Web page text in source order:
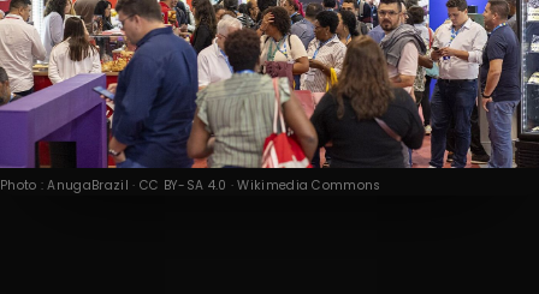
Photo : AnugaBrazil · CC BY-SA 4.0 · Wikimedia Commons